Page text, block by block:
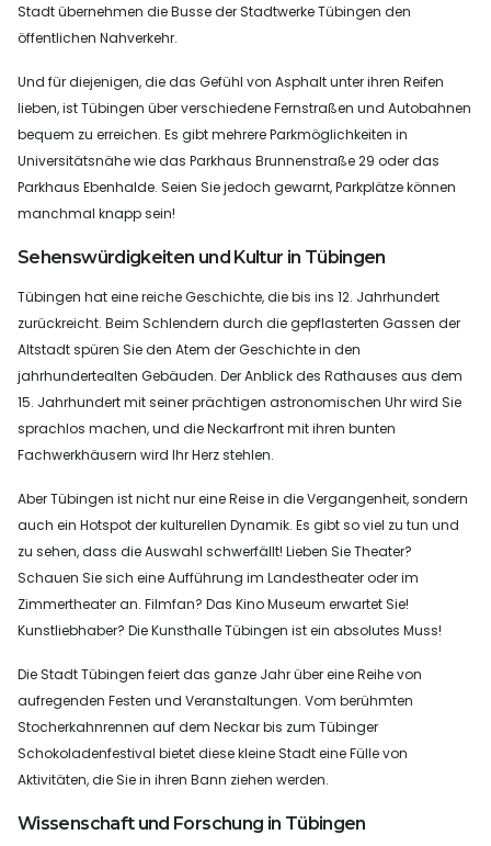
Stadt übernehmen die Busse der Stadtwerke Tübingen den
öffentlichen Nahverkehr.
Und für diejenigen, die das Gefühl von Asphalt unter ihren Reifen
lieben, ist Tübingen über verschiedene Fernstraßen und Autobahnen
bequem zu erreichen. Es gibt mehrere Parkmöglichkeiten in
Universitätsnähe wie das Parkhaus Brunnenstraße 29 oder das
Parkhaus Ebenhalde. Seien Sie jedoch gewarnt, Parkplätze können
manchmal knapp sein!
Sehenswürdigkeiten und Kultur in Tübingen
Tübingen hat eine reiche Geschichte, die bis ins 12. Jahrhundert
zurückreicht. Beim Schlendern durch die gepflasterten Gassen der
Altstadt spüren Sie den Atem der Geschichte in den
jahrhundertealten Gebäuden. Der Anblick des Rathauses aus dem
15. Jahrhundert mit seiner prächtigen astronomischen Uhr wird Sie
sprachlos machen, und die Neckarfront mit ihren bunten
Fachwerkhäusern wird Ihr Herz stehlen.
Aber Tübingen ist nicht nur eine Reise in die Vergangenheit, sondern
auch ein Hotspot der kulturellen Dynamik. Es gibt so viel zu tun und
zu sehen, dass die Auswahl schwerfällt! Lieben Sie Theater?
Schauen Sie sich eine Aufführung im Landestheater oder im
Zimmertheater an. Filmfan? Das Kino Museum erwartet Sie!
Kunstliebhaber? Die Kunsthalle Tübingen ist ein absolutes Muss!
Die Stadt Tübingen feiert das ganze Jahr über eine Reihe von
aufregenden Festen und Veranstaltungen. Vom berühmten
Stocherkahnrennen auf dem Neckar bis zum Tübinger
Schokoladenfestival bietet diese kleine Stadt eine Fülle von
Aktivitäten, die Sie in ihren Bann ziehen werden.
Wissenschaft und Forschung in Tübingen